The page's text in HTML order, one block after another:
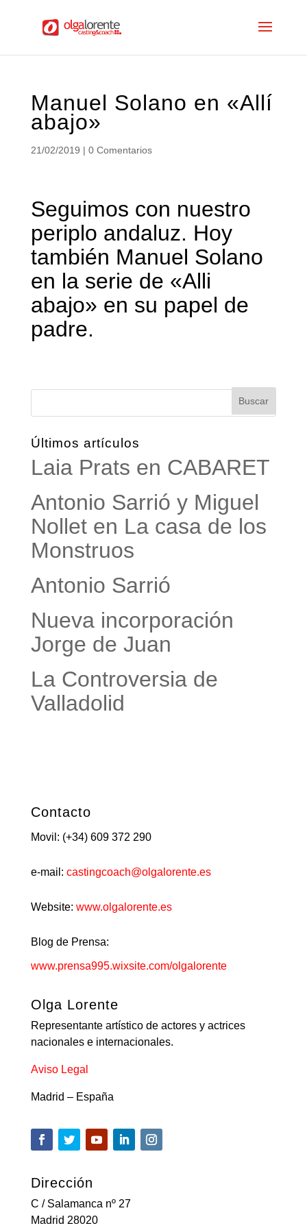
Manuel Solano en «Allí
abajo»
21/02/2019 | 0 Comentarios
Seguimos con nuestro
periplo andaluz. Hoy
también Manuel Solano
en la serie de «Alli
abajo» en su papel de
padre.
Últimos artículos
Laia Prats en CABARET
Antonio Sarrió y Miguel
Nollet en La casa de los
Monstruos
Antonio Sarrió
Nueva incorporación
Jorge de Juan
La Controversia de
Valladolid
Contacto
Movil: (+34) 609 372 290
e-mail: castingcoach@olgalorente.es
Website: www.olgalorente.es
Blog de Prensa:
www.prensa995.wixsite.com/olgalorente
Olga Lorente
Representante artístico de actores y actrices
nacionales e internacionales.
Aviso Legal
Madrid – España
Dirección
C / Salamanca nº 27
Madrid 28020